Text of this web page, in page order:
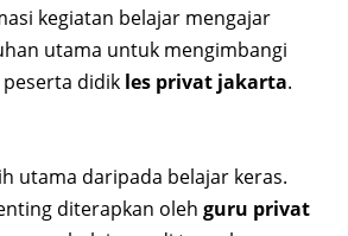
kegiatan belajar mengajar
utama untuk mengimbangi
didik les privat jakarta.
utama daripada belajar keras.
diterapkan oleh guru privat